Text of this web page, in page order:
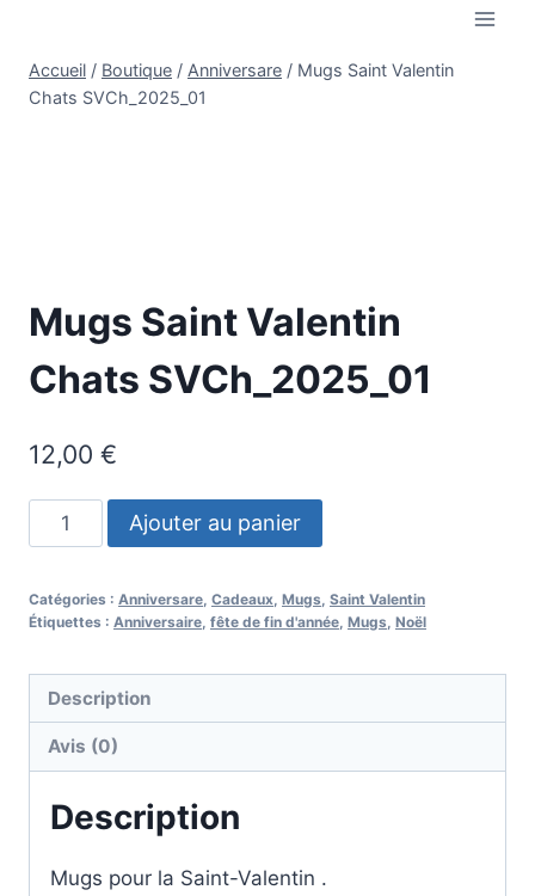
contenu
Accueil / Boutique / Anniversare / Mugs Saint Valentin
Chats SVCh_2025_01
Mugs Saint Valentin
Chats SVCh_2025_01
12,00 €
quantité
de
Saint
Chats
SVCh_2025_01
Ajouter au panier
Catégories : Anniversare, Cadeaux, Mugs, Saint Valentin
Étiquettes : Anniversaire, fête de fin d'année, Mugs, Noël
Description
Avis (0)
Description
Mugs pour la Saint-Valentin .